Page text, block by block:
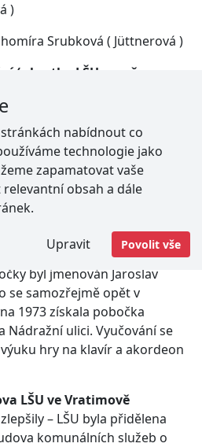
)
Srubková ( Jüttnerová )
( zkratka LŠU – změna
v Paskově
pouze na Vratimov.
obcí: Řepišť, Horních
docházky žákům ze
pro rozšíření hudebního
1962 ke kmenové škole ve
v Paskově, prozatím pouze
nástrojů a hudební
byl jmenován Jaroslav
se samozřejmě opět v
1973 získala pobočka
ulici. Vyučování se
hry na klavír a akordeon
LŠU ve Vratimově
– LŠU byla přidělena
komunálních služeb o
nabídnout co
technologie jako
zapamatovat vaše
obsah a dále
Upravit Povolit vše